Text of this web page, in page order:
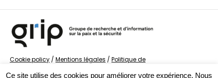
Cookie policy / Mentions légales / Politique de
Ce site utilise des cookies pour améliorer votre expérience. Nous